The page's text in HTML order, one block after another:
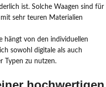
ist. Solche Waagen sind für
sehr teuren Materialien
hängt von den individuellen
sowohl digitale als auch
Typen zu nutzen.